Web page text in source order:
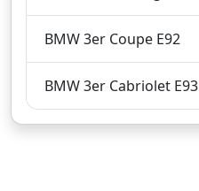
BMW 3er Coupe E92
BMW 3er Cabriolet E93